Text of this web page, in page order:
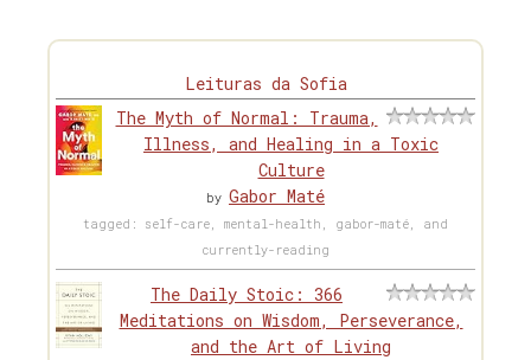
Leituras da Sofia
The Myth of Normal: Trauma,
Illness, and Healing in a Toxic
Culture
by Gabor Maté
tagged: self-care, mental-health, gabor-maté, and
currently-reading
The Daily Stoic: 366
Meditations on Wisdom, Perseverance,
and the Art of Living